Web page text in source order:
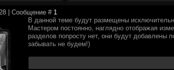
| Сообщение # 1
В данной теме будут размещены
Мастером постоянно, наглядно отображая
разделов попросту нет, они будут добавлены
забывать не будем!)